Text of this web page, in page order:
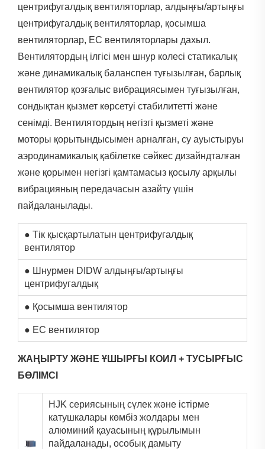
центрифугалдық вентиляторлар, алдыңғы/артыңғы
центрифугалдық вентиляторлар, қосымша
вентиляторлар, EC вентиляторлары дaxыл.
Вентилятордың ілгісі мен шнур колесі статикалық
және динамикалық баланспен туғызылған, барлық
вентилятор қозғалыс вибрациясымен туғызылған,
сондықтан қызмет көрсетуі стабилитетті және
сенімді. Вентилятордың негізгі қызметі және
моторы қорытындысымен арналған, су ауыстыруы
аэродинамикалық қабілетке сәйкес дизайндталған
және қорымен негізгі қамтамасыз қосылу арқылы
вибрацияның передачасын азайту үшін
пайдаланылады.
● Тік қысқартылатын центрифугалдық
вентилятор
● Шнурмен DIDW алдыңғы/артыңғы
центрифугалдық
● Қосымша вентилятор
● EC вентилятор
ЖАҢЫРТУ ЖӘНЕ ҰШЫРҒЫ КОИЛ + ТУСЫРҒЫС
БӨЛІМСІ
HJK сериясының сүлек және істірме
катушкалары көмбіз жолдары мен
алюминий қауасының құрылымын
пайдаланады, особық дамыту